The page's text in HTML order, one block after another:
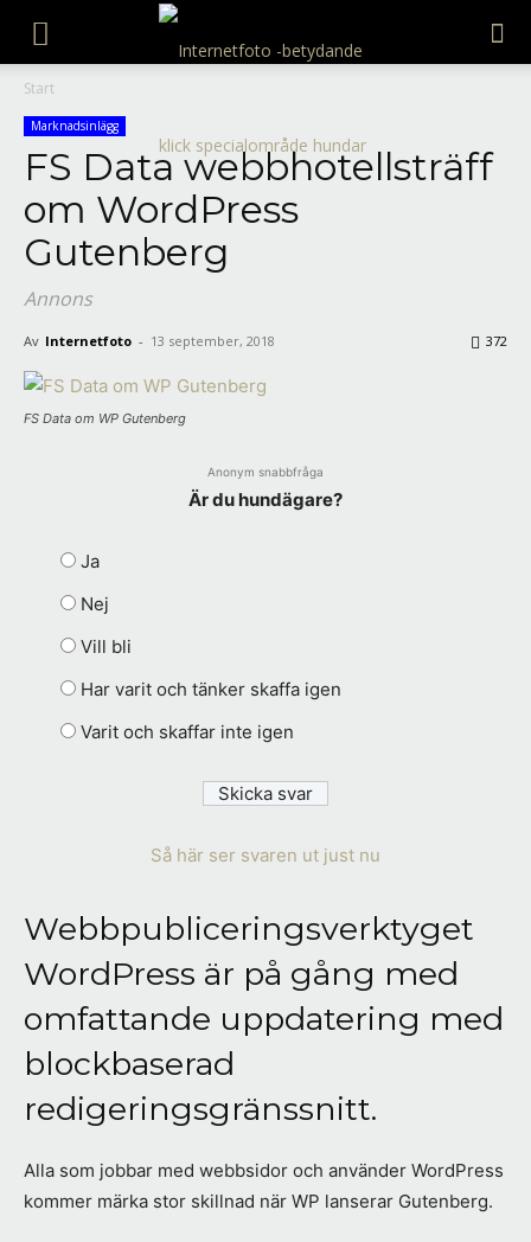
Internetfoto
Start
Marknadsinlägg
FS Data webbhotellsträff
om WordPress
Gutenberg
Annons
Av Internetfoto - 13 september, 2018 372
FS Data om WP Gutenberg
Anonym snabbfråga
Är du hundägare?
Ja
Nej
Vill bli
Har varit och tänker skaffa igen
Varit och skaffar inte igen
Så här ser svaren ut just nu
Webbpubliceringsverktyget
WordPress är på gång med
omfattande uppdatering med
blockbaserad
redigeringsgränssnitt.
Alla som jobbar med webbsidor och använder WordPress
kommer märka stor skillnad när WP lanserar Gutenberg.